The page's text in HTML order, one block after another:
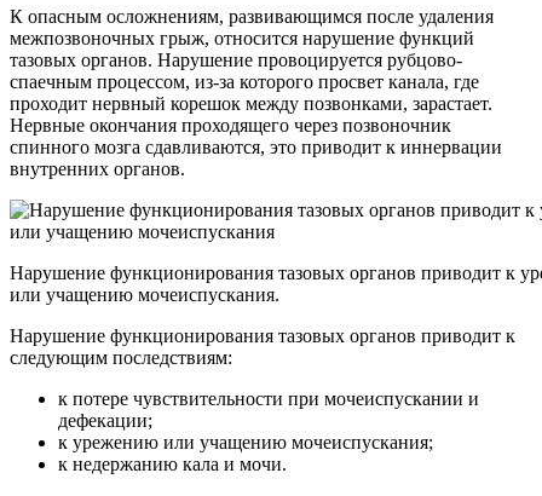
К опасным осложнениям, развивающимся после удаления
межпозвоночных грыж, относится нарушение функций
тазовых органов. Нарушение провоцируется рубцово-
спаечным процессом, из-за которого просвет канала, где
проходит нервный корешок между позвонками, зарастает.
Нервные окончания проходящего через позвоночник
спинного мозга сдавливаются, это приводит к иннервации
внутренних органов.
Нарушение функционирования тазовых органов приводит к
или учащению мочеиспускания.
Нарушение функционирования тазовых органов приводит к
следующим последствиям:
к потере чувствительности при мочеиспускании и
дефекации;
к урежению или учащению мочеиспускания;
к недержанию кала и мочи.